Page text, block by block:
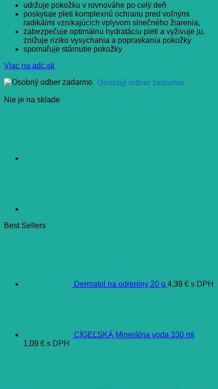
udržuje pokožku v rovnováhe po celý deň
poskytuje pleti komplexnú ochranu pred voľnými
radikálmi vznikajúcich vplyvom slnečného žiarenia,
zabezpečuje optimálnu hydratáciu pleti a vyživuje ju,
znižuje riziko vysychania a popraskania pokožky
spomaľuje stárnutie pokožky
Viac na adc.sk
Osobný odber zadarmo
Nie je na sklade
Best Sellers
Dermatol na odreniny 20 g 4,39 € s DPH
CÍGEĽSKÁ Minerálna voda 330 ml
1,09 € s DPH